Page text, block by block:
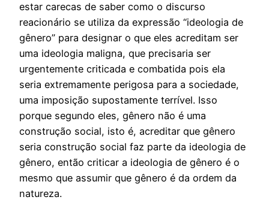
estar carecas de saber como o discurso
reacionário se utiliza da expressão “ideologia de
gênero” para designar o que eles acreditam ser
uma ideologia maligna, que precisaria ser
urgentemente criticada e combatida pois ela
seria extremamente perigosa para a sociedade,
uma imposição supostamente terrível. Isso
porque segundo eles, gênero não é uma
construção social, isto é, acreditar que gênero
seria construção social faz parte da ideologia de
gênero, então criticar a ideologia de gênero é o
mesmo que assumir que gênero é da ordem da
natureza.